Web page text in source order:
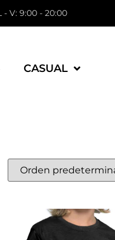
- V: 9:00 - 20:00
CASUAL